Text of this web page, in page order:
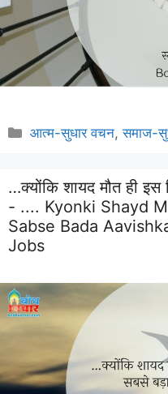
Categories
आत्म-सुधार वचन,समाज-
…क्योंकि शायद मौत ही
- .... Kyonki Shayd
Sabse Bada
Jobs